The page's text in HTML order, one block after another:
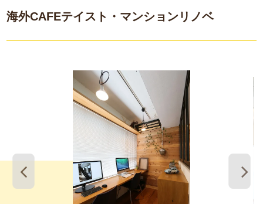
海外CAFEテイスト・マンションリノベ